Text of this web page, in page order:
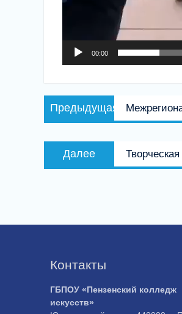
00:00
Навигация
по
Предыдущая
запись:
Далее
запись:
Контакты
ГБПОУ «Пензенский колледж
искусств»